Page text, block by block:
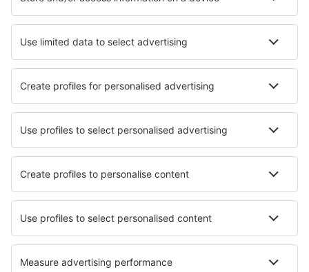
Ubytování
Hotely
Transfery
Sportovní události
Přečtěte si více
Garance nejnižší ceny
Mobilní aplikace
Letecké společnosti
Ryanair
Lufthansa
KLM